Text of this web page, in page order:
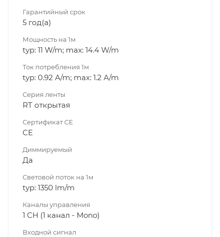
Гарантийный срок
5 год(а)
Мощность на 1м
typ: 11 W/m; max: 14.4 W/m
Ток потребления 1м
typ: 0.92 A/m; max: 1.2 A/m
Серия ленты
RT открытая
Сертификат CE
CE
Диммируeмый
Да
Световой поток на 1м
typ: 1350 lm/m
Каналы управления
1 CH (1 канал - Mono)
Входной сигнал